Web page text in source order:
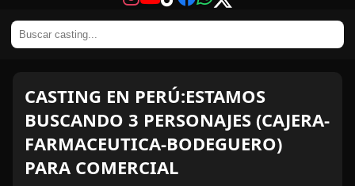
CASTING EN PERÚ:ESTAMOS
BUSCANDO 3 PERSONAJES (CAJERA-
FARMACEUTICA-BODEGUERO)
PARA COMERCIAL